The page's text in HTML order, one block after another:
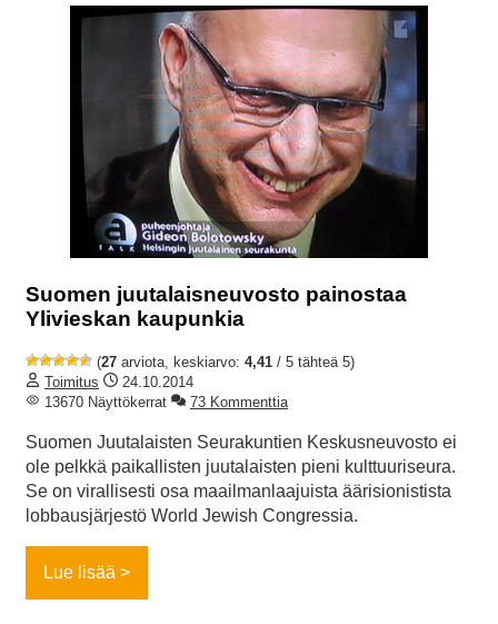
Suomen juutalaisneuvosto painostaa
Ylivieskan kaupunkia
(27 arviota, keskiarvo: 4,41 / 5 tähteä 5)
Toimitus
24.10.2014
13670 Näyttökerrat
73 Kommenttia
Suomen Juutalaisten Seurakuntien Keskusneuvosto ei
ole pelkkä paikallisten juutalaisten pieni kulttuuriseura.
Se on virallisesti osa maailmanlaajuista äärisionistista
lobbausjärjestö World Jewish Congressia.
Lue lisää